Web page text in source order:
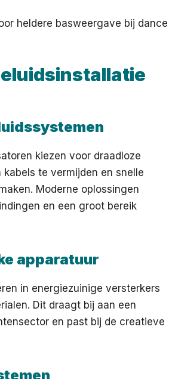
heldere basweergave bij dance
kiezen voor draadloze
te vermijden en snelle
Moderne oplossingen
en een groot bereik
apparatuur
in energiezuinige versterkers
Dit draagt bij aan een
en past bij de creatieve